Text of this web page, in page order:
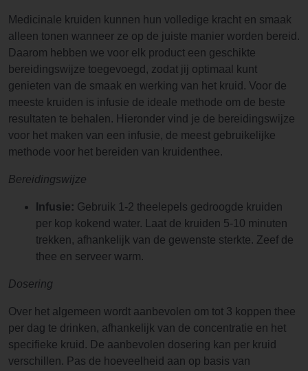
Medicinale kruiden kunnen hun volledige kracht en smaak
alleen tonen wanneer ze op de juiste manier worden bereid.
Daarom hebben we voor elk product een geschikte
bereidingswijze toegevoegd, zodat jij optimaal kunt
genieten van de smaak en werking van het kruid. Voor de
meeste kruiden is infusie de ideale methode om de beste
resultaten te behalen. Hieronder vind je de bereidingswijze
voor het maken van een infusie, de meest gebruikelijke
methode voor het bereiden van kruidenthee.
Bereidingswijze
Infusie: Gebruik 1-2 theelepels gedroogde kruiden
per kop kokend water. Laat de kruiden 5-10 minuten
trekken, afhankelijk van de gewenste sterkte. Zeef de
thee en serveer warm.
Dosering
Over het algemeen wordt aanbevolen om tot 3 koppen thee
per dag te drinken, afhankelijk van de concentratie en het
specifieke kruid. De aanbevolen dosering kan per kruid
verschillen. Pas de hoeveelheid aan op basis van